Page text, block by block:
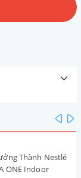
Thành Nestlé
ONE Indoor